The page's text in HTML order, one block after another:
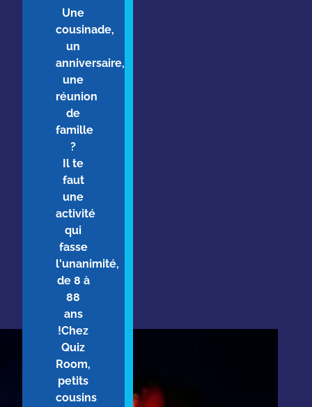
Une
cousinade,
un
anniversaire,
une
réunion
de
famille
?
Il te
faut
une
activité
qui
fasse
l'unanimité,
de 8 à
88
ans
!Chez
Quiz
Room,
petits
cousins